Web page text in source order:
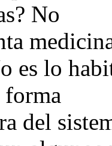
No
es lo
forma
del